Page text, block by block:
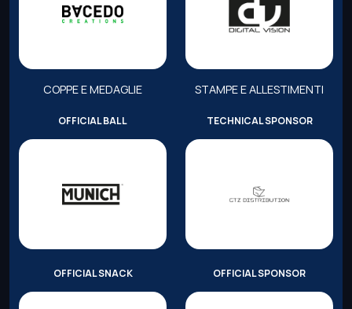
COPPE E MEDAGLIE STAMPE E ALLESTIMENTI
OFFICIAL BALL TECHNICAL SPONSOR
OFFICIAL SNACK OFFICIAL SPONSOR